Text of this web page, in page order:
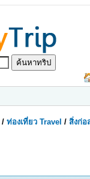
/ท่องเที่ยว Travel /สิ่งก่อ